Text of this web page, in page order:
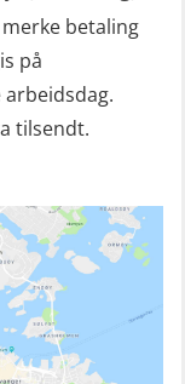
liten
(MOB)
(OSE152)
Over-
båt
betaling
på
tilsendt.